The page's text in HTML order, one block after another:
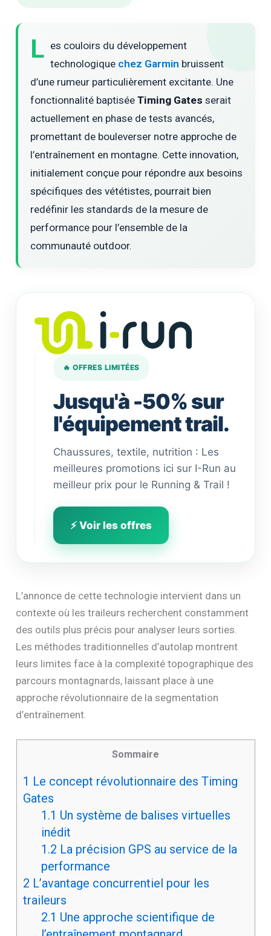
L es couloirs du développement
technologique chez Garmin bruissent
d’une rumeur particulièrement excitante. Une
fonctionnalité baptiséeTiming Gates serait
actuellement en phase de tests avancés,
promettant de bouleverser notre approche de
l’entraînement en montagne. Cette innovation,
initialement conçue pour répondre aux besoins
spécifiques des vététistes, pourrait bien
redéfinir les standards de la mesure de
performance pour l’ensemble de la
communauté outdoor.
🔥 OFFRES LIMITÉES
Jusqu'à -50% sur
l'équipement trail.
Chaussures, textile, nutrition : Les
meilleures promotions ici sur I-Run au
meilleur prix pour le Running & Trail !
⚡ Voir les offres
L’annonce de cette technologie intervient dans un
contexte où les traileurs recherchent constamment
des outils plus précis pour analyser leurs sorties.
Les méthodes traditionnelles d’autolap montrent
leurs limites face à la complexité topographique des
parcours montagnards, laissant place à une
approche révolutionnaire de la segmentation
d’entraînement.
Sommaire
1 Le concept révolutionnaire des Timing
Gates
1.1 Un système de balises virtuelles
inédit
1.2 La précision GPS au service de la
performance
2 L’avantage concurrentiel pour les
traileurs
2.1 Une approche scientifique de